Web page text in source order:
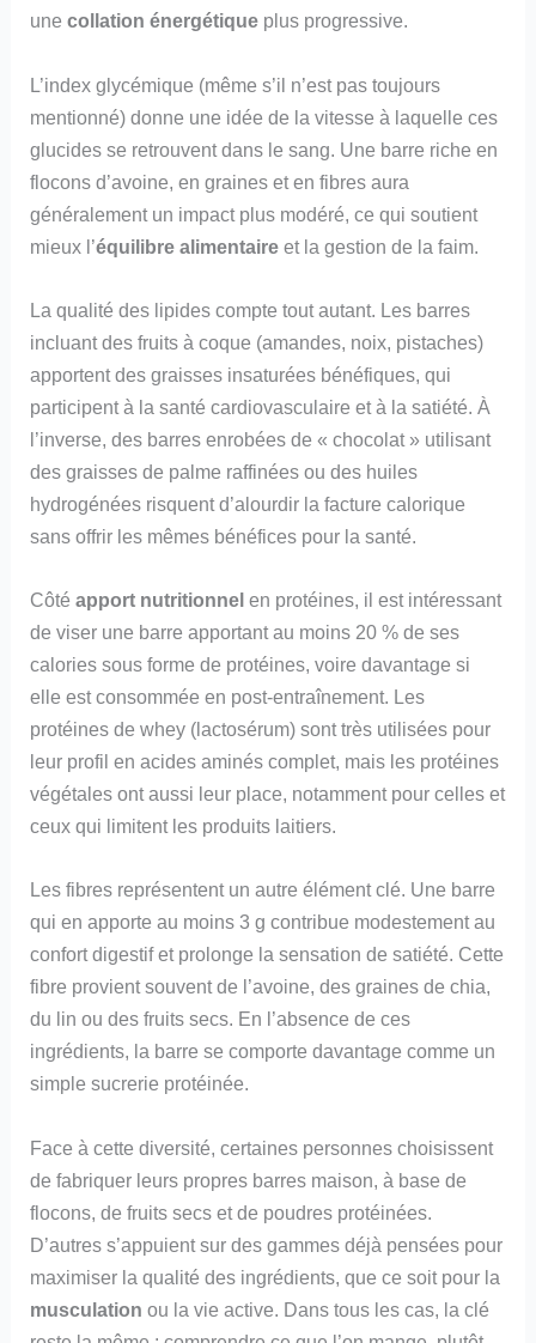
unecollation énergétique plus progressive.
L’index glycémique (même s’il n’est pas toujours
mentionné) donne une idée de la vitesse à laquelle ces
glucides se retrouvent dans le sang. Une barre riche en
flocons d’avoine, en graines et en fibres aura
généralement un impact plus modéré, ce qui soutient
mieux l’équilibre alimentaire et la gestion de la faim.
La qualité des lipides compte tout autant. Les barres
incluant des fruits à coque (amandes, noix, pistaches)
apportent des graisses insaturées bénéfiques, qui
participent à la santé cardiovasculaire et à la satiété. À
l’inverse, des barres enrobées de « chocolat » utilisant
des graisses de palme raffinées ou des huiles
hydrogénées risquent d’alourdir la facture calorique
sans offrir les mêmes bénéfices pour la santé.
Côtéapport nutritionnel en protéines, il est intéressant
de viser une barre apportant au moins 20 % de ses
calories sous forme de protéines, voire davantage si
elle est consommée en post-entraînement. Les
protéines de whey (lactosérum) sont très utilisées pour
leur profil en acides aminés complet, mais les protéines
végétales ont aussi leur place, notamment pour celles et
ceux qui limitent les produits laitiers.
Les fibres représentent un autre élément clé. Une barre
qui en apporte au moins 3 g contribue modestement au
confort digestif et prolonge la sensation de satiété. Cette
fibre provient souvent de l’avoine, des graines de chia,
du lin ou des fruits secs. En l’absence de ces
ingrédients, la barre se comporte davantage comme un
simple sucrerie protéinée.
Face à cette diversité, certaines personnes choisissent
de fabriquer leurs propres barres maison, à base de
flocons, de fruits secs et de poudres protéinées.
D’autres s’appuient sur des gammes déjà pensées pour
maximiser la qualité des ingrédients, que ce soit pour la
musculation ou la vie active. Dans tous les cas, la clé